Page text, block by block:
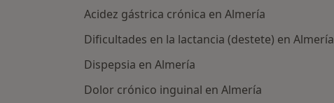
Acidez gástrica crónica en Almería
Dificultades en la lactancia (destete) en Almería
Dispepsia en Almería
Dolor crónico inguinal en Almería